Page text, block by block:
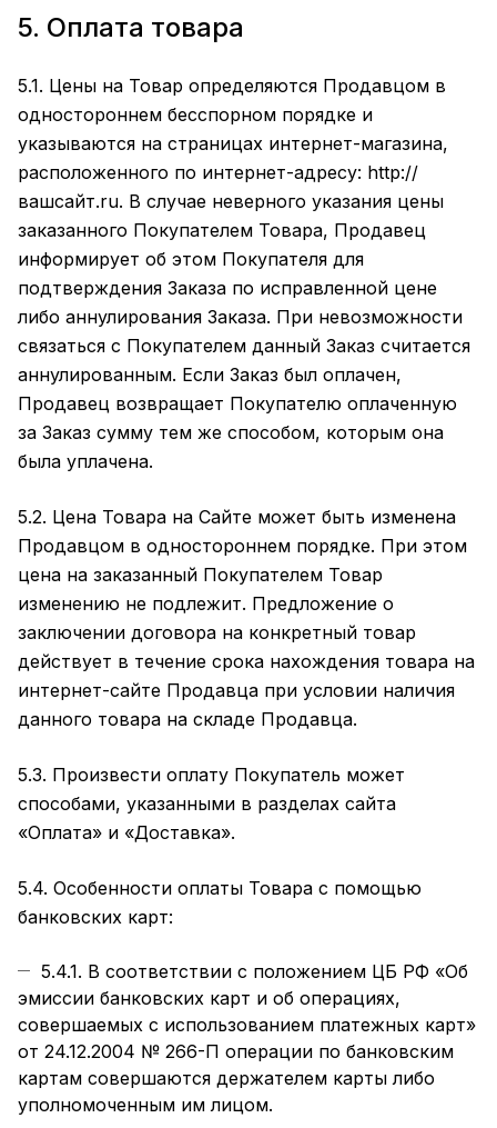
5. Оплата товара
5.1. Цены на Товар определяются Продавцом в
одностороннем бесспорном порядке и
указываются на страницах интернет-магазина,
расположенного по интернет-адресу: http://
вашсайт.ru. В случае неверного указания цены
заказанного Покупателем Товара, Продавец
информирует об этом Покупателя для
подтверждения Заказа по исправленной цене
либо аннулирования Заказа. При невозможности
связаться с Покупателем данный Заказ считается
аннулированным. Если Заказ был оплачен,
Продавец возвращает Покупателю оплаченную
за Заказ сумму тем же способом, которым она
была уплачена.
5.2. Цена Товара на Сайте может быть изменена
Продавцом в одностороннем порядке. При этом
цена на заказанный Покупателем Товар
изменению не подлежит. Предложение о
заключении договора на конкретный товар
действует в течение срока нахождения товара на
интернет-сайте Продавца при условии наличия
данного товара на складе Продавца.
5.3. Произвести оплату Покупатель может
способами, указанными в разделах сайта
«Оплата» и «Доставка».
5.4. Особенности оплаты Товара с помощью
банковских карт:
5.4.1. В соответствии с положением ЦБ РФ «Об
эмиссии банковских карт и об операциях,
совершаемых с использованием платежных карт»
от 24.12.2004 № 266-П операции по банковским
картам совершаются держателем карты либо
уполномоченным им лицом.